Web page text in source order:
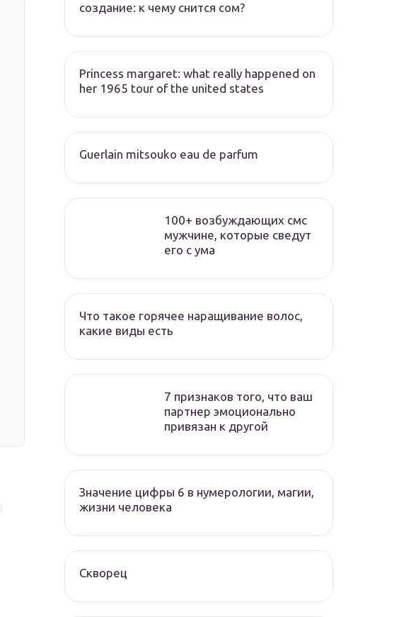
создание: к чему снится сом?
Princess margaret: what really happened on
her 1965 tour of the united states
Guerlain mitsouko eau de parfum
100+ возбуждающих смс
мужчине, которые сведут
его с ума
Что такое горячее наращивание волос,
какие виды есть
7 признаков того, что ваш
партнер эмоционально
привязан к другой
Значение цифры 6 в нумерологии, магии,
жизни человека
Скворец